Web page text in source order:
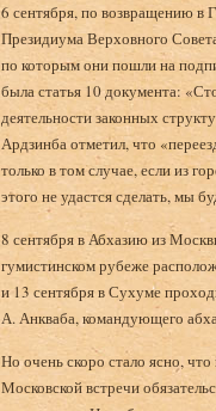
6 сентября, по возвращению в
Президиума Верховного
по которым они пошли на
была статья 10 документа:
деятельности законных
Ардзинба отметил, что
только в том случае, если из
этого не удастся сделать, мы
8 сентября в Абхазию из
гумистинском рубеже
и 13 сентября в Сухуме
А. Анкваба, командующего
Но очень скоро стало ясно,
Мос­ковской встречи